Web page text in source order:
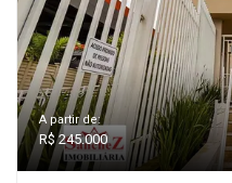
A partir de:
R$ 245.000